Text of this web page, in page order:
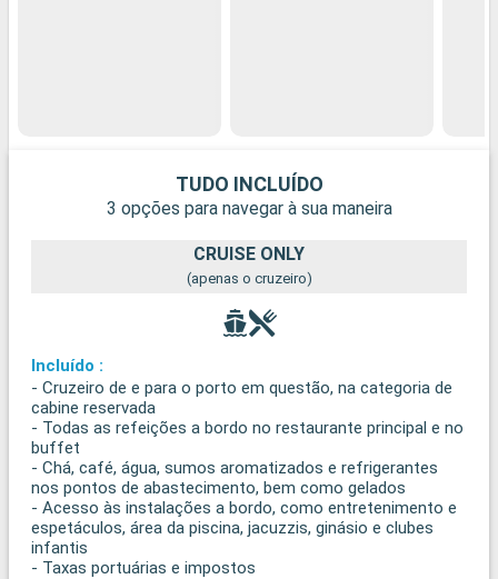
TUDO INCLUÍDO
3 opções para navegar à sua maneira
CRUISE ONLY
(apenas o cruzeiro)
Incluído :
- Cruzeiro de e para o porto em questão, na categoria de
cabine reservada
- Todas as refeições a bordo no restaurante principal e no
buffet
- Chá, café, água, sumos aromatizados e refrigerantes
nos pontos de abastecimento, bem como gelados
- Acesso às instalações a bordo, como entretenimento e
espetáculos, área da piscina, jacuzzis, ginásio e clubes
infantis
- Taxas portuárias e impostos